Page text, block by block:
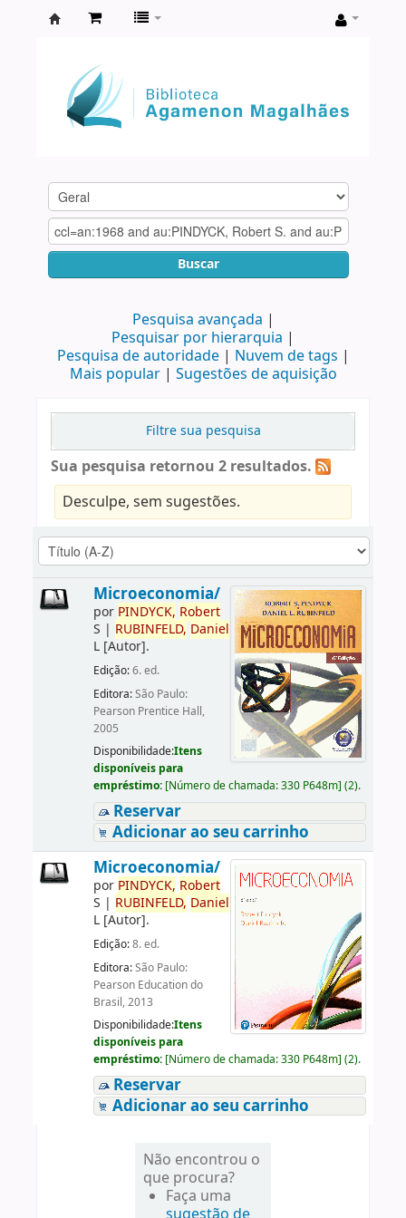
Agamenon
Magalhães
Buscar
Pesquisa avançada
Pesquisar por hierarquia
Pesquisa de autoridade
Nuvem de tags
Mais popular
Sugestões de aquisição
Filtre sua pesquisa
Sua pesquisa retornou 2 resultados.
Desculpe, sem sugestões.
Microeconomia/
por PINDYCK, Robert
S | RUBINFELD, Daniel
L[Autor].
Edição:6. ed.
Editora:São Paulo:
Pearson Prentice Hall,
2005
Disponibilidade:Itens
disponíveis para
empréstimo: [Número de chamada:330 P648m] (2).
Reservar
Adicionar ao seu carrinho
Microeconomia/
por PINDYCK, Robert
S | RUBINFELD, Daniel
L[Autor].
Edição:8. ed.
Editora:São Paulo:
Pearson Education do
Brasil, 2013
Disponibilidade:Itens
disponíveis para
empréstimo: [Número de chamada:330 P648m] (2).
Reservar
Adicionar ao seu carrinho
Não encontrou o
que procura?
Faça uma